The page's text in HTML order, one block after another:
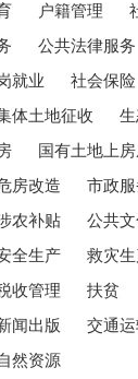
户籍管理
公共法律服务
就业
社会保险
体土地征收
国有土地上
房改造
市政服
农补贴
公共
全生产
救灾
收管理
扶贫
闻出版
交通
然资源